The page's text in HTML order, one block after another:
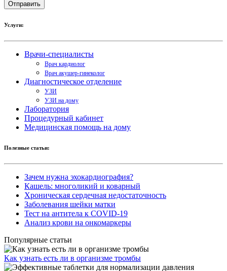
Услуги:
Врачи-специалисты
Врач кардиолог
Врач акушер-гинеколог
Диагностическое отделение
УЗИ
УЗИ на дому
Лаборатория
Процедурный кабинет
Медицинская помощь на дому
Полезные статьи:
Зачем нужна эхокардиография?
Кашель: многоликий и коварный
Хроническая сердечная недостаточность
Заболевания шейки матки
Тест на антитела к COVID-19
Анализ крови на онкомаркеры
Популярные статьи
Как узнать есть ли в организме тромбы